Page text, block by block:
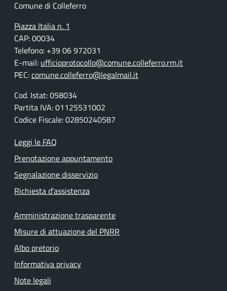
Comune di Colleferro
Piazza Italia n. 1
CAP: 00034
Telefono: +39 06 972031
E-mail: ufficioprotocollo@comune.colleferro.rm.it
PEC:comune.colleferro@legalmail.it
Cod. Istat: 058034
Partita IVA: 01125531002
Codice Fiscale: 02850240587
Leggi le FAQ
Prenotazione appuntamento
Segnalazione disservizio
Richiesta d'assistenza
Amministrazione trasparente
Misure di attuazione del PNRR
Albo pretorio
Informativa privacy
Note legali